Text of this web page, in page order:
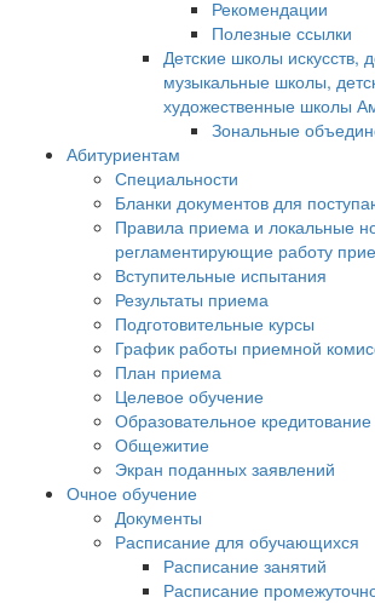
Рекомендации
Полезные ссылки
Детские школы искусств,
музыкальные школы,
художественные школы
Зональные
Абитуриентам
Специальности
Бланки документов для
Правила приема и локальные
регламентирующие работу
Вступительные испытания
Результаты приема
Подготовительные курсы
График работы приемной
План приема
Целевое обучение
Образовательное кредитование
Общежитие
Экран поданных заявлений
Очное обучение
Документы
Расписание для обучающихся
Расписание занятий
Расписание